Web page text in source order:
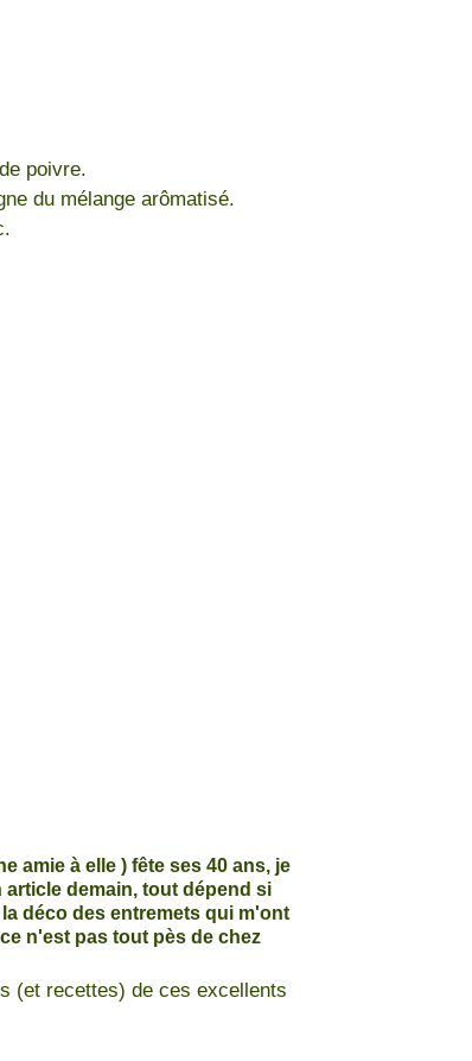
poivre.
du mélange arômatisé.
amie à elle ) fête ses 40 ans, je
demain, tout dépend si
déco des entremets qui m'ont
n'est pas tout pès de chez
(et recettes) de ces excellents